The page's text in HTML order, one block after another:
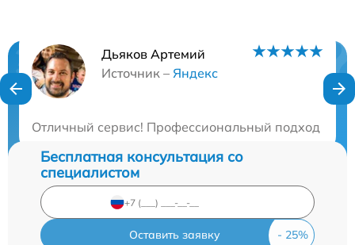
Дьяков Артемий
Источник – Яндекс
Отличный сервис! Профессиональный подход и
Нужна консультация?
Бесплатная консультация со
специалистом
Оставить заявку